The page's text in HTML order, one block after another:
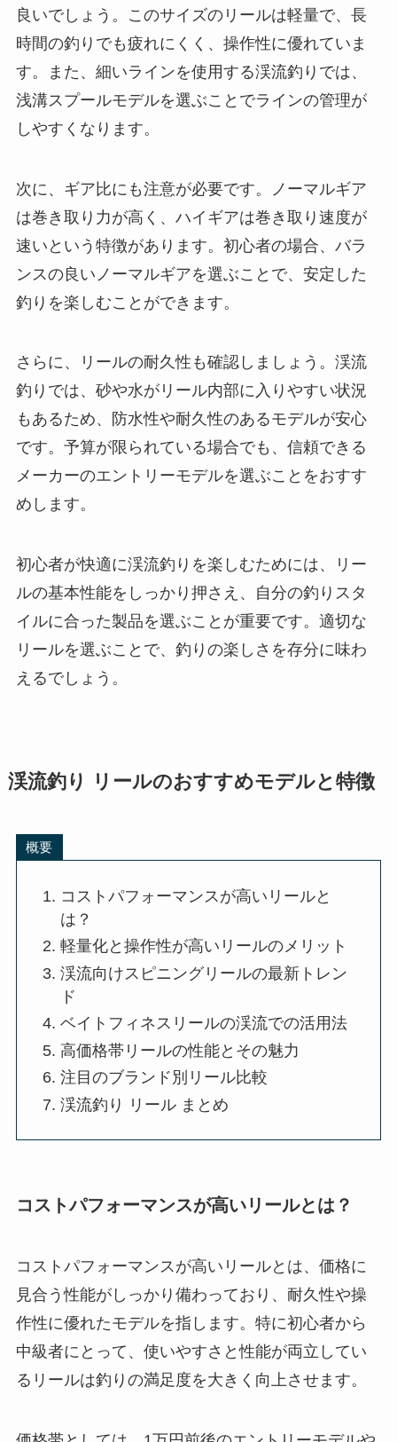
良いでしょう。このサイズのリールは軽量で、長
時間の釣りでも疲れにくく、操作性に優れていま
す。また、細いラインを使用する渓流釣りでは、
浅溝スプールモデルを選ぶことでラインの管理が
しやすくなります。
次に、ギア比にも注意が必要です。ノーマルギア
は巻き取り力が高く、ハイギアは巻き取り速度が
速いという特徴があります。初心者の場合、バラ
ンスの良いノーマルギアを選ぶことで、安定した
釣りを楽しむことができます。
さらに、リールの耐久性も確認しましょう。渓流
釣りでは、砂や水がリール内部に入りやすい状況
もあるため、防水性や耐久性のあるモデルが安心
です。予算が限られている場合でも、信頼できる
メーカーのエントリーモデルを選ぶことをおすす
めします。
初心者が快適に渓流釣りを楽しむためには、リー
ルの基本性能をしっかり押さえ、自分の釣りスタ
イルに合った製品を選ぶことが重要です。適切な
リールを選ぶことで、釣りの楽しさを存分に味わ
えるでしょう。
渓流釣り リールのおすすめモデルと特徴
概要
コストパフォーマンスが高いリールと
は？
軽量化と操作性が高いリールのメリット
渓流向けスピニングリールの最新トレン
ド
ベイトフィネスリールの渓流での活用法
高価格帯リールの性能とその魅力
注目のブランド別リール比較
渓流釣り リール まとめ
コストパフォーマンスが高いリールとは？
コストパフォーマンスが高いリールとは、価格に
見合う性能がしっかり備わっており、耐久性や操
作性に優れたモデルを指します。特に初心者から
中級者にとって、使いやすさと性能が両立してい
るリールは釣りの満足度を大きく向上させます。